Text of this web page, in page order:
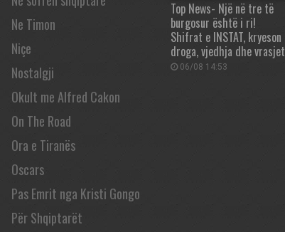
Ne Timon
Niçe
Nostalgji
Okult me Alfred Cakon
On The Road
Ora e Tiranës
Oscars
Pas Emrit nga Kristi Gongo
Për Shqiptarët
Top News- Një në tre të
burgosur është i ri!
Shifrat e INSTAT, kryeson
droga, vjedhja dhe vrasjet
06/08 14:53